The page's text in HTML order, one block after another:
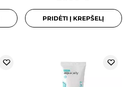
PRIDĖTI Į KREPŠELĮ